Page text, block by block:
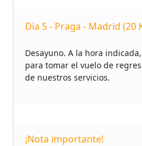
Día 5 - Praga - Madrid (20
Desayuno. A la hora
para tomar el vuelo de
de nuestros servicios.
¡Nota importante!